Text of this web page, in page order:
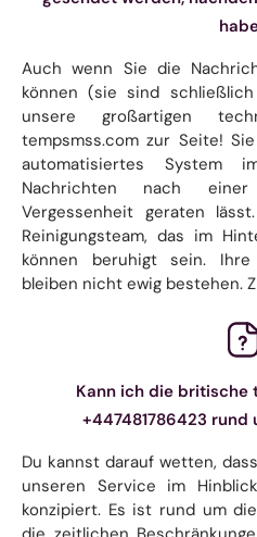
Auch wenn Sie die
können (sie sind
unsere großartigen
tempsmss.com zur Seite!
automatisiertes System
Nachrichten nach
Vergessenheit geraten
Reinigungsteam, das im
können beruhigt sein. Ihre
bleiben nicht ewig bestehen.
Kann ich die britische
+447481786423 rund
Du kannst darauf wetten,
unseren Service im
konzipiert. Es ist rund um